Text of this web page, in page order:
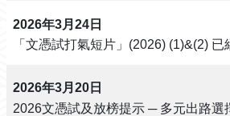
2026年3月24日
「文憑試打氣短片」(2026) (1)&(2) 已
2026年3月20日
2026文憑試及放榜提示 ─ 多元出路選